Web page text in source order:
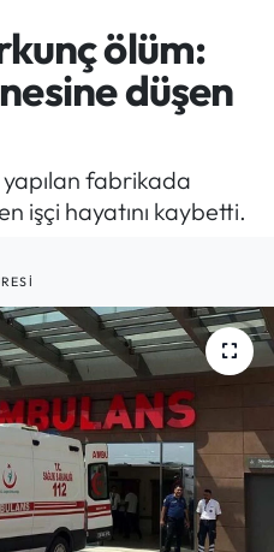
ölüm:
düşen
fabrikada
işçi hayatını kaybetti.
ve Fikstür